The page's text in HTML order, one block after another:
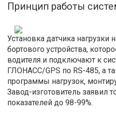
Принцип работы
Установка датчика нагрузки
бортового устройства,
водителя и подключают к
ГЛОНАСС/GPS по RS-485, а
программы нагрузок,
Завод-изготовитель заявил
показателей до 98-99%.